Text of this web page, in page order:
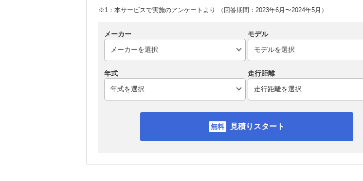
※1：本サービスで実施のアンケートより （回答期間：2023年6月〜2024年5月）
メーカー モデル
年式 走行距離
見積りスタート